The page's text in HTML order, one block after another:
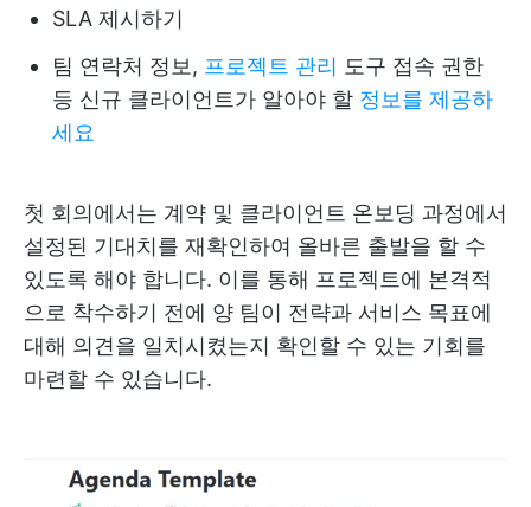
SLA 제시하기
팀 연락처 정보, 프로젝트 관리 도구 접속 권한
등 신규 클라이언트가 알아야 할 정보를 제공하
세요
첫 회의에서는 계약 및 클라이언트 온보딩 과정에서
설정된 기대치를 재확인하여 올바른 출발을 할 수
있도록 해야 합니다. 이를 통해 프로젝트에 본격적
으로 착수하기 전에 양 팀이 전략과 서비스 목표에
대해 의견을 일치시켰는지 확인할 수 있는 기회를
마련할 수 있습니다.